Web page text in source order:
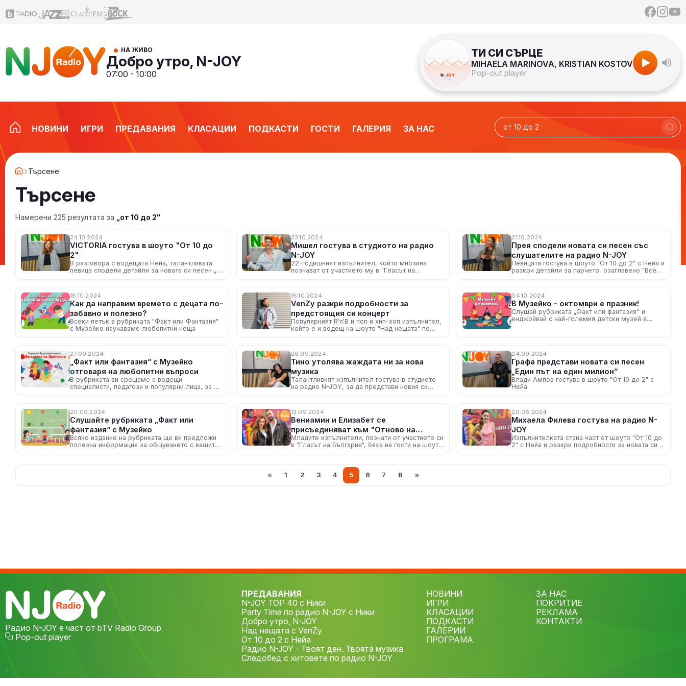
НА ЖИВО
Добро утро, N-JOY
07:00 - 10:00
ТИ СИ СЪРЦЕ
MIHAELA MARINOVA, KRISTIAN KOSTOV
Pop-out player
НОВИНИ ИГРИ ПРЕДАВАНИЯ КЛАСАЦИИ ПОДКАСТИ ГОСТИ ГАЛЕРИЯ ЗА НАС
Търсене
Търсене
Намерени 225 резултата за „от 10 до 2"
24.10.2024
VICTORIA гостува в шоуто "От 10 до
2"
В разговора с водещата Нейа, талантливата
певица сподели детайли за новата си песен „In
23.10.2024
Мишел гостува в студиото на радио
N-JOY
22-годишният изпълнител, който мнозина
познават от участието му в "Гласът на
21.10.2024
Прея сподели новата си песен със
слушателите на радио N-JOY
Певицата гостува в шоуто "От 10 до 2" с Нейа и
разкри детайли за парчето, озаглавено "Всеки
18.10.2024
Как да направим времето с децата по-
забавно и полезно?
Всеки петък в рубриката "Факт или Фантазия"
с Музейко научаваме любопитни неща
16.10.2024
VenZy разкри подробности за
предстоящия си концерт
Популярният R'n'B и поп и хип-хоп изпълнител,
който е и водещ на шоуто "Над нещата" по
04.10.2024
В Музейко - октомври е празник!
Слушай рубриката „Факт или фантазия“ и
енджойвай с най-големия детски музей в
27.09.2024
„Факт или фантазия“ с Музейко
отговаря на любопитни въпроси
В рубриката ви срещаме с водещи
специалисти, педагози и популярни лица, за да
26.09.2024
Тино утолява жаждата ни за нова
музика
Талантливият изпълнител гостува в студиото
на радио N-JOY, за да представи новия си
24.09.2024
Графа представи новата си песен
„Един път на един милион“
Влади Ампов гостува в шоуто "От 10 до 2" с
Нейа
20.09.2024
Слушайте рубриката „Факт или
фантазия“ с Музейко
Всяко издание на рубриката ще ви предложи
полезна информация за общуването с вашите
13.09.2024
Вениамин и Елизабет се
присъединяват към "Отново на
училище"
Младите изпълнители, познати от участието си
в "Гласът на България", бяха на гости на шоуто
20.06.2024
Михаела Филева гостува на радио N-
JOY
Изпълнителката стана част от шоуто "От 10 до
2" с Нейа и разкри подробности за новата си
« 1 2 3 4 5 6 7 8 »
Радио N-JOY е част от bTV Radio Group
Pop-out player
ПРЕДАВАНИЯ
N-JOY TOP 40 с Ники
Party Time по радио N-JOY с Ники
Добро утро, N-JOY
Над нещата с VenZy
От 10 до 2 с Нейа
Радио N-JOY - Твоят ден. Твоята музика
Следобед с хитовете по радио N-JOY
НОВИНИ
ИГРИ
КЛАСАЦИИ
ПОДКАСТИ
ГАЛЕРИИ
ПРОГРАМА
ЗА НАС
ПОКРИТИЕ
РЕКЛАМА
КОНТАКТИ